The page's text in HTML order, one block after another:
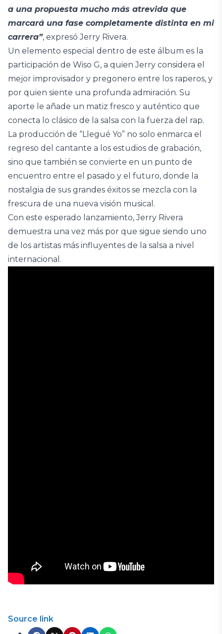
a una propuesta mucho más atrevida que
marcará una fase completamente distinta en mi
carrera”, expresó Jerry Rivera.
Un elemento especial dentro de este álbum es la
participación de Wiso G, a quien Jerry considera el
mejor improvisador y pregonero entre los raperos, y
por quien siente una profunda admiración. Su
aporte le añade un matiz fresco y auténtico que
conecta lo clásico de la salsa con la fuerza del rap.
La producción de “Llegué Yo” no solo enmarca el
regreso del cantante a los estudios de grabación,
sino que también se convierte en un punto de
encuentro entre el pasado y el futuro, donde la
nostalgia de sus grandes éxitos se mezcla con la
frescura de una nueva visión musical.
Con este esperado lanzamiento, Jerry Rivera
demuestra una vez más por que sigue siendo uno
de los artistas más influyentes de la salsa a nivel
internacional.
Source link